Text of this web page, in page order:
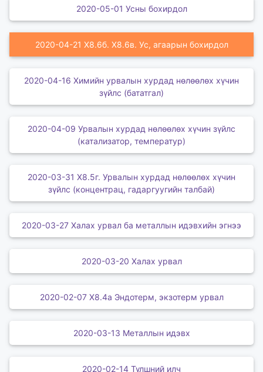
2020-05-01 Усны бохирдол
2020-04-21 X8.6б. X8.6в. Ус, агаарын бохирдол
2020-04-16 Химийн урвалын хурдад нөлөөлөх хүчин
зүйлс (бататгал)
2020-04-09 Урвалын хурдад нөлөөлөх хүчин зүйлс
(катализатор, температур)
2020-03-31 X8.5г. Урвалын хурдад нөлөөлөх хүчин
зүйлс (концентрац, гадаргуугийн талбай)
2020-03-27 Халах урвал ба металлын идэвхийн эгнээ
2020-03-20 Халах урвал
2020-02-07 X8.4а Эндотерм, экзотерм урвал
2020-03-13 Металлын идэвх
2020-02-14 Түлшний илч